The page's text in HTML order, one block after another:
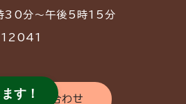
分～午後5時15分
お問い合わせ
す！